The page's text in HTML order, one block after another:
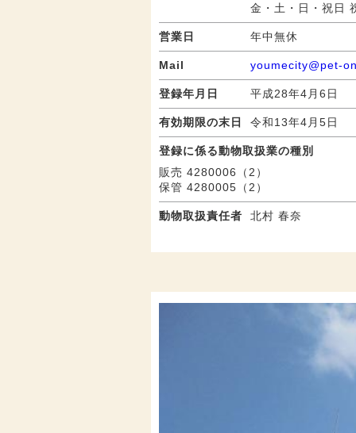
金・土・日・祝日
営業日 年中無休
Mail youmecity@pet-
登録年月日 平成28年4月6日
有効期限の末日 令和13年4月5日
登録に係る動物取扱業の種別
販売 4280006（2）
保管 4280005（2）
動物取扱責任者 北村 春奈